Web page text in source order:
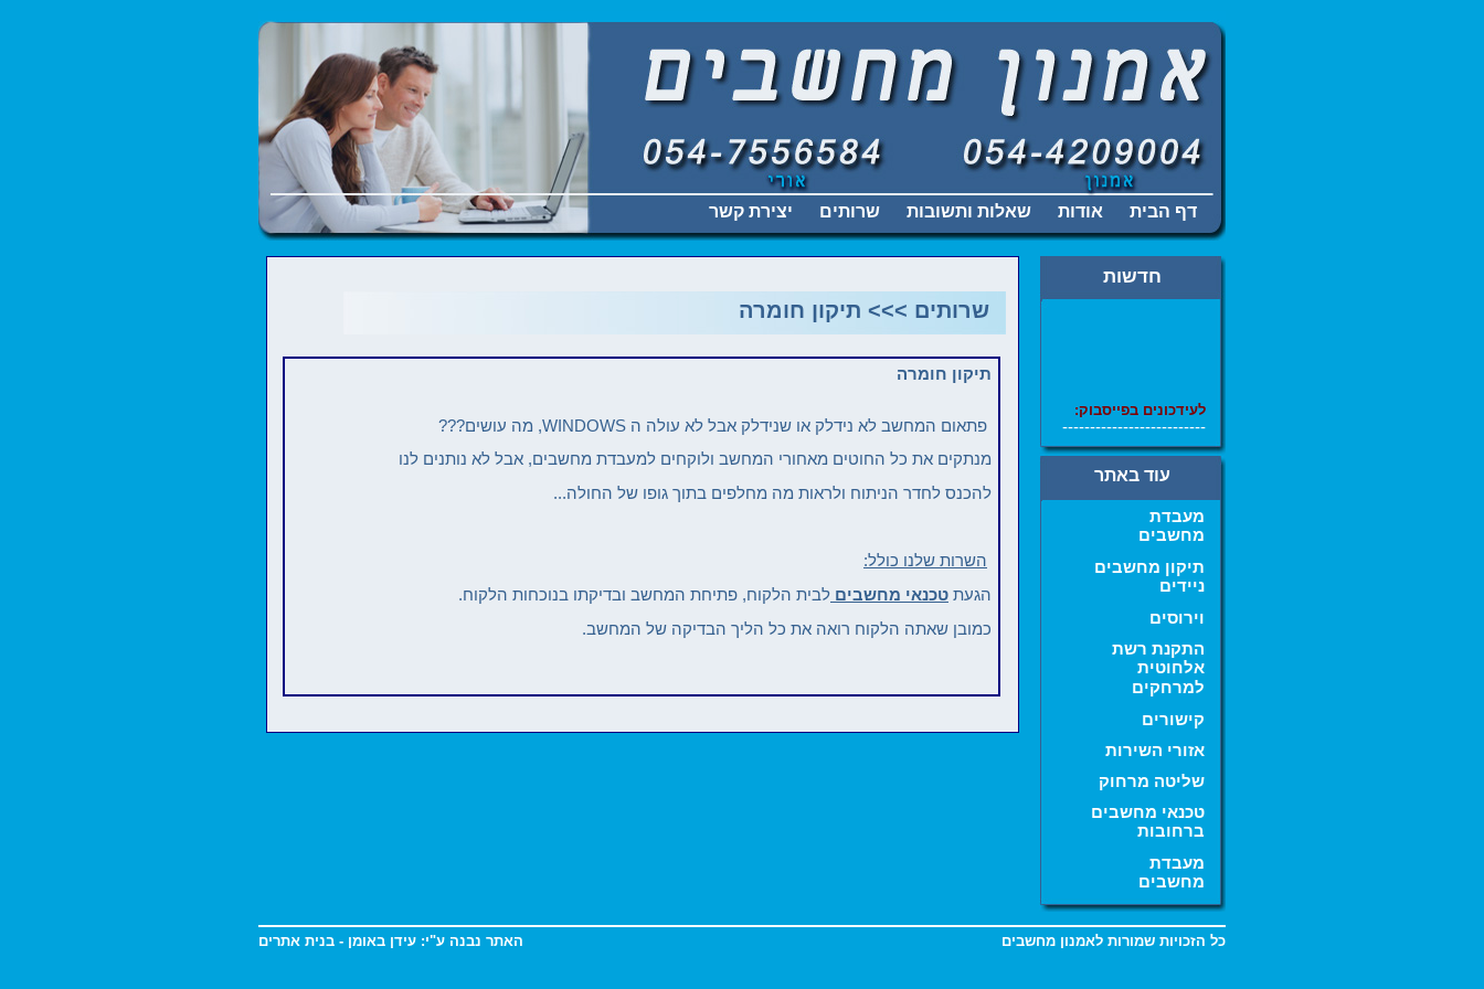
דף הבית אודות שאלות ותשובות שרותים יצירת קשר
חדשות
לעידכונים בפייסבוק:
--------------------------
תיקון מערכות הפעלה,
ניקוי וירוסים,
שיחזור קבצים מדיסק
שנמחק,
שיחזור קבצים לאחר
מעבדת מחשבים,
טכנאי מחשבים
ברחובות,
תיקון מחשבים
ברחובות,
ראשון לציון,
רמלה,
לוד, מזכרת בתיה
----------------------------
אמנון מחשבים
-------------------
ברחובות והסביבה
--------------------------
--------------------------
מתקנים מחשבים
ברחובות, טכנאי
מחשבים אמין
ברחובות, פתרון
עוד באתר
מעבדת
מחשבים
תיקון מחשבים
ניידים
וירוסים
התקנת רשת
אלחוטית
למרחקים
קישורים
אזורי השירות
שליטה מרחוק
טכנאי מחשבים
ברחובות
מעבדת
מחשבים
שרותים >>> תיקון חומרה
תיקון חומרה
פתאום המחשב לא נידלק או שנידלק אבל לא עולה ה WINDOWS, מה עושים???
מנתקים את כל החוטים מאחורי המחשב ולוקחים למעבדת מחשבים, אבל לא נותנים לנו
להכנס לחדר הניתוח ולראות מה מחלפים בתוך גופו של החולה...
השרות שלנו כולל:
הגעת טכנאי מחשבים לבית הלקוח, פתיחת המחשב ובדיקתו בנוכחות הלקוח.
כמובן שאתה הלקוח רואה את כל הליך הבדיקה של המחשב.
כל הזכויות שמורות לאמנון מחשבים האתר נבנה ע"י: עידן באומן - בנית אתרים